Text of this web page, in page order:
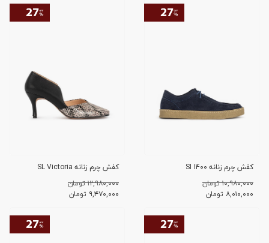
کفش چرم زنانه SI 1400
۱۰,۹۸۰,۰۰۰ تومان
۸,۰۱۰,۰۰۰ تومان
کفش چرم زنانه SL Victoria
۱۲,۹۸۰,۰۰۰ تومان
۹,۴۷۰,۰۰۰ تومان